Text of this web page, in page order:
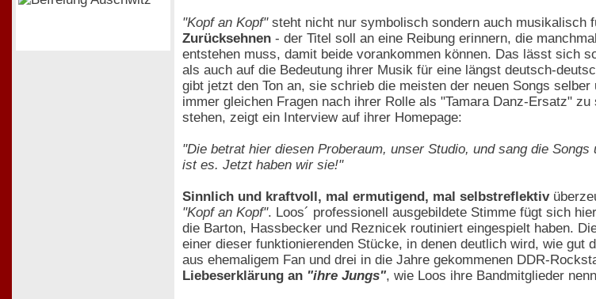
"Kopf an Kopf"steht nicht nur symbolisch sondern auch musikalisch
Zurücksehnen - der Titel soll an eine Reibung erinnern, die
entstehen muss, damit beide vorankommen können. Das lässt sich
als auch auf die Bedeutung ihrer Musik für eine längst deutsch-
gibt jetzt den Ton an, sie schrieb die meisten der neuen Songs
immer gleichen Fragen nach ihrer Rolle als "Tamara Danz-Ersatz"
stehen, zeigt ein Interview auf ihrer Homepage:
"Die betrat hier diesen Proberaum, unser Studio, und sang die
ist es. Jetzt haben wir sie!"
Sinnlich und kraftvoll, mal ermutigend, mal selbstreflektiv
"Kopf an Kopf". Loos´ professionell ausgebildete Stimme fügt sich
die Barton, Hassbecker und Reznicek routiniert eingespielt haben.
einer dieser funktionierenden Stücke, in denen deutlich wird, wie gut
aus ehemaligem Fan und drei in die Jahre gekommenen DDR-
Liebeserklärung an "ihre Jungs", wie Loos ihre Bandmitglieder